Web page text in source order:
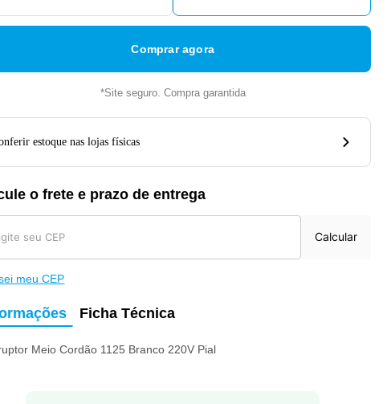
Comprar agora
*Site seguro. Compra garantida
estoque nas lojas físicas
o frete e prazo de entrega
Calcular
meu CEP
Ficha Técnica
Meio Cordão 1125 Branco 220V Pial